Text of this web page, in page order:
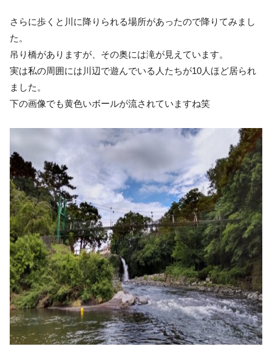
さらに歩くと川に降りられる場所があったので降りてみまし
た。
吊り橋がありますが、その奥には滝が見えています。
実は私の周囲には川辺で遊んでいる人たちが10人ほど居られ
ました。
下の画像でも黄色いボールが流されていますね笑